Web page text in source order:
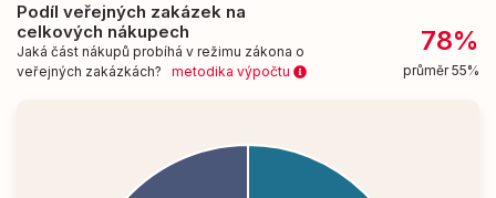
Podíl veřejných zakázek na
celkových nákupech
Jaká část nákupů probíhá v režimu zákona o
veřejných zakázkách? metodika výpočtu
78%
průměr 55%